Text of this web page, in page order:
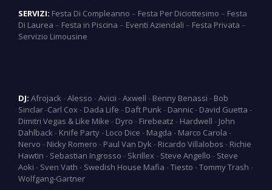
SERVIZI: Festa Di Compleanno – Festa Per Diciottesimo – Festa
Di Laurea – Festa in Piscina – Eventi Aziendali – Festa Privata –
Servizio Limousine
DJ: Afrojack -Alesso -Avicii -Axwell - Benny Benassi - Bob
Sinclar-Carl Cox - Dada Life - Daft Punk - Dannic- David Guetta -
Dimitri Vegas & Like Mike - Dyro - Firebeatz - Hardwell - John
Dahlback - Knife Party- Loco Dice - Magda - Marco Carola -
Nervo - Nicky Romero - Paul Van Dyk - Ricardo Villalobos - Richie
Hawtin - Sebastian Ingrosso - Skrillex - Steve Angello - Steve
Aoki - Sven Vath - Swedish House Mafia -Tiesto -Tommy Trash -
Wolfgang-Gartner